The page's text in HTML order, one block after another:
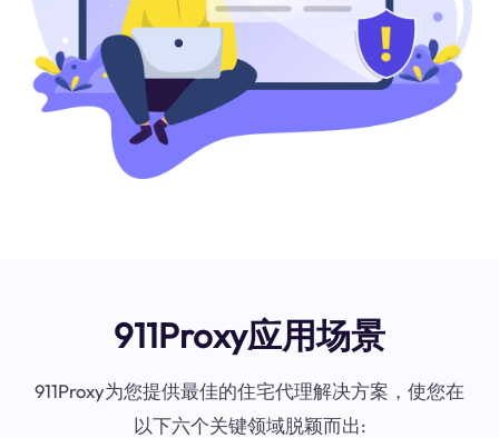
911Proxy应用场景
911Proxy为您提供最佳的住宅代理解决方案，使您在
以下六个关键领域脱颖而出: